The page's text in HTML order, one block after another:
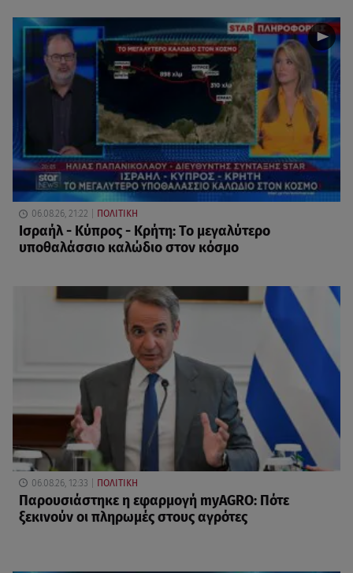
06.08.26, 21:22 ΠΟΛΙΤΙΚΗ
Ισραήλ - Κύπρος - Κρήτη: Το μεγαλύτερο
υποθαλάσσιο καλώδιο στον κόσμο
06.08.26, 12:33 ΠΟΛΙΤΙΚΗ
Παρουσιάστηκε η εφαρμογή myAGRO: Πότε
ξεκινούν οι πληρωμές στους αγρότες